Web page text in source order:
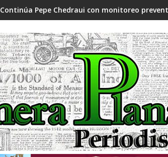
Continúa Pepe Chedraui con monitoreo